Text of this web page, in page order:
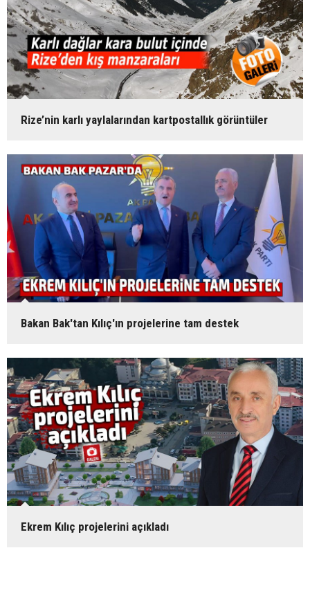
Rize’nin karlı yaylalarından kartpostallık görüntüler
Bakan Bak'tan Kılıç'ın projelerine tam destek
Ekrem Kılıç projelerini açıkladı